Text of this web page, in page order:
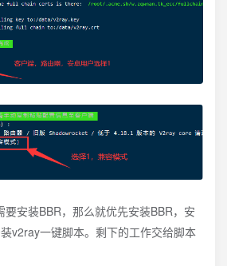
安装BBR，那么就优先安装BBR，安
v2ray一键脚本。剩下的工作交给脚本